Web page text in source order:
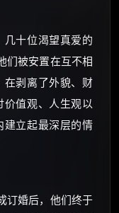
十位渴望真爱的
们被安置在互不相
在剥离了外貌、财
值观、人生观以
建立起最深层的情
订婚后，他们终于
元！
低价！
包